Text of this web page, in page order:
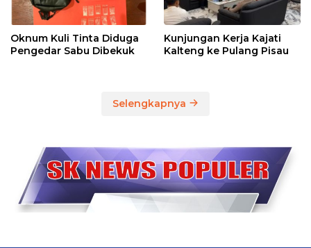
Oknum Kuli Tinta Diduga
Pengedar Sabu Dibekuk
Kunjungan Kerja Kajati
Kalteng ke Pulang Pisau
Selengkapnya